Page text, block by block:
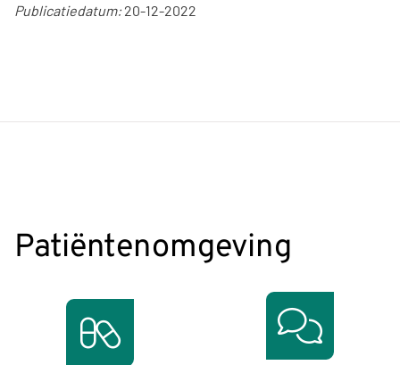
Publicatiedatum:20-12-2022
Patiëntenomgeving